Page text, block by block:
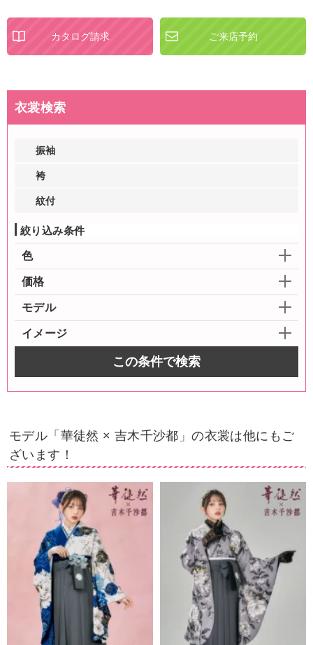
カタログ請求 ご来店予約
衣裳検索
振袖
袴
紋付
絞り込み条件
色
価格
モデル
イメージ
この条件で検索
モデル「華徒然 × 吉木千沙都」の衣裳は他にもご
ざいます！